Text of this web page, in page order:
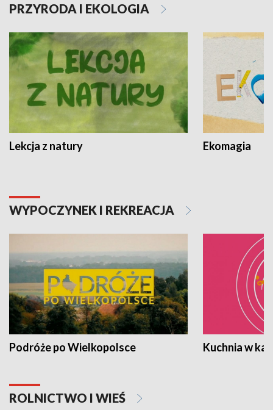
PRZYRODA I EKOLOGIA
Lekcja z natury Ekomagia
WYPOCZYNEK I REKREACJA
Podróże po Wielkopolsce Kuchnia w
ROLNICTWO I WIEŚ